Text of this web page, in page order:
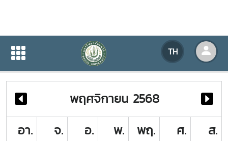
TH
ปฏิทินกิจกรรมของหน่วยงาน
ปฏิทินกิจกรรมของหน่วยงาน
พฤศจิกายน 2568
อา.
จ. อ. พ. พฤ. ศ.
ส.